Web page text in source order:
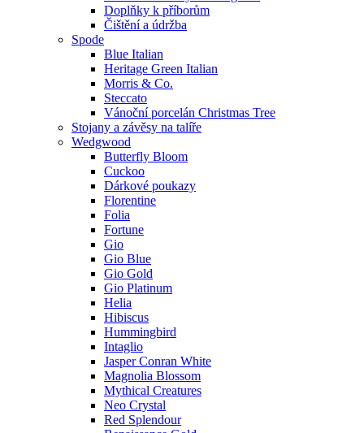
Doplňky k příborům
Čištění a údržba
Spode
Blue Italian
Heritage Green Italian
Morris & Co.
Steccato
Vánoční porcelán Christmas Tree
Stojany a závěsy na talíře
Wedgwood
Butterfly Bloom
Cuckoo
Dárkové poukazy
Florentine
Folia
Fortune
Gio
Gio Blue
Gio Gold
Gio Platinum
Helia
Hibiscus
Hummingbird
Intaglio
Jasper Conran White
Magnolia Blossom
Mythical Creatures
Neo Crystal
Red Splendour